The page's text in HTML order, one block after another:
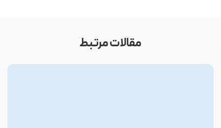
مقالات مرتبط